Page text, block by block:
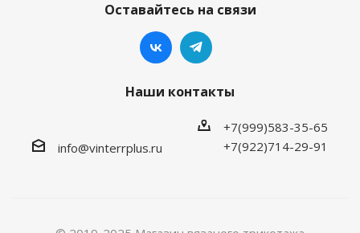
Оставайтесь на связи
Наши контакты
info@vinterrplus.ru
+7(999)583-35-65
+7(922)714-29-91